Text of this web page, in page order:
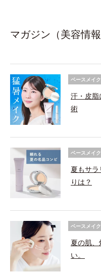
マガジン（美容情報
ベースメイク
汗・皮脂
術
ベースメイク
夏もサ
りは？
ベースメイク
夏の肌
い。